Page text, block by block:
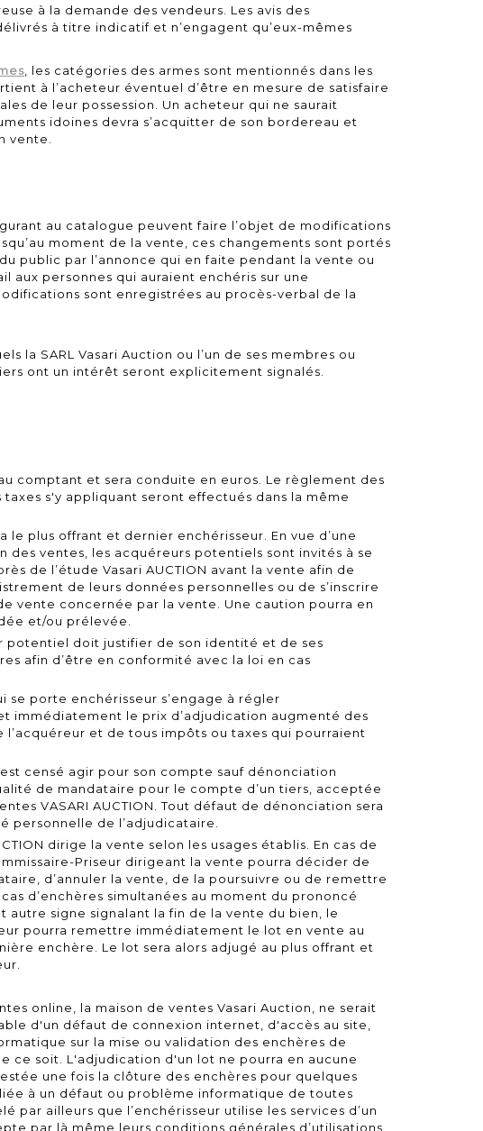
à la demande des vendeurs. Les avis des
à titre indicatif et n’engagent qu’eux-mêmes
, les catégories des armes sont mentionnés dans les
à l’acheteur éventuel d’être en mesure de satisfaire
de leur possession. Un acheteur qui ne saurait
idoines devra s’acquitter de son bordereau et
vente.
au catalogue peuvent faire l’objet de modifications
moment de la vente, ces changements sont portés
public par l’annonce qui en faite pendant la vente ou
aux personnes qui auraient enchéris sur une
sont enregistrées au procès-verbal de la
la SARL Vasari Auction ou l’un de ses membres ou
ont un intérêt seront explicitement signalés.
comptant et sera conduite en euros. Le règlement des
s'y appliquant seront effectués dans la même
le plus offrant et dernier enchérisseur. En vue d’une
des ventes, les acquéreurs potentiels sont invités à se
de l’étude Vasari AUCTION avant la vente afin de
de leurs données personnelles ou de s’inscrire
vente concernée par la vente. Une caution pourra en
et/ou prélevée.
potentiel doit justifier de son identité et de ses
afin d’être en conformité avec la loi en cas
se porte enchérisseur s’engage à régler
immédiatement le prix d’adjudication augmenté des
l’acquéreur et de tous impôts ou taxes qui pourraient
censé agir pour son compte sauf dénonciation
de mandataire pour le compte d’un tiers, acceptée
VASARI AUCTION. Tout défaut de dénonciation sera
personnelle de l’adjudicataire.
dirige la vente selon les usages établis. En cas de
Priseur dirigeant la vente pourra décider de
d’annuler la vente, de la poursuivre ou de remettre
d’enchères simultanées au moment du prononcé
autre signe signalant la fin de la vente du bien, le
pourra remettre immédiatement le lot en vente au
enchère. Le lot sera alors adjugé au plus offrant et
online, la maison de ventes Vasari Auction, ne serait
d'un défaut de connexion internet, d'accès au site,
sur la mise ou validation des enchères de
ce soit. L'adjudication d'un lot ne pourra en aucune
une fois la clôture des enchères pour quelques
à un défaut ou problème informatique de toutes
par ailleurs que l’enchérisseur utilise les services d’un
par là même leurs conditions générales d’utilisations